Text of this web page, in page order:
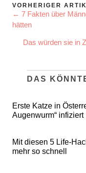
VORHERIGER
← 7 Fakten über
hätten
Das würden sie in
DAS
Erste Katze in
Augenwurm“ infiziert
Mit diesen 5 Life-
mehr so schnell